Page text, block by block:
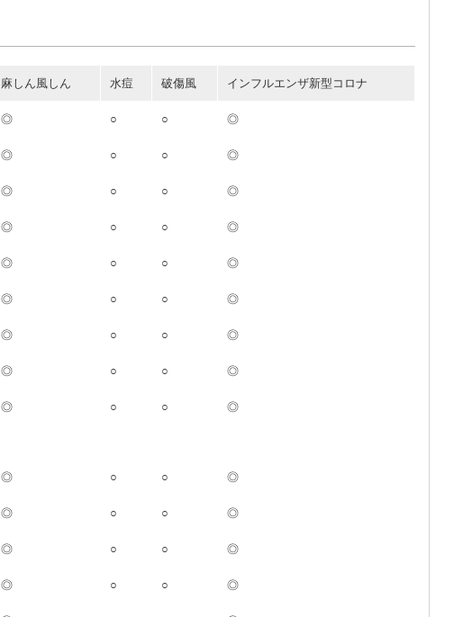
麻しん風しん 水痘 破傷風 インフルエンザ新型コロナ
◎ ○ ○ ◎
◎ ○ ○ ◎
◎ ○ ○ ◎
◎ ○ ○ ◎
◎ ○ ○ ◎
◎ ○ ○ ◎
◎ ○ ○ ◎
◎ ○ ○ ◎
◎ ○ ○ ◎
◎ ○ ○ ◎
◎ ○ ○ ◎
◎ ○ ○ ◎
◎ ○ ○ ◎